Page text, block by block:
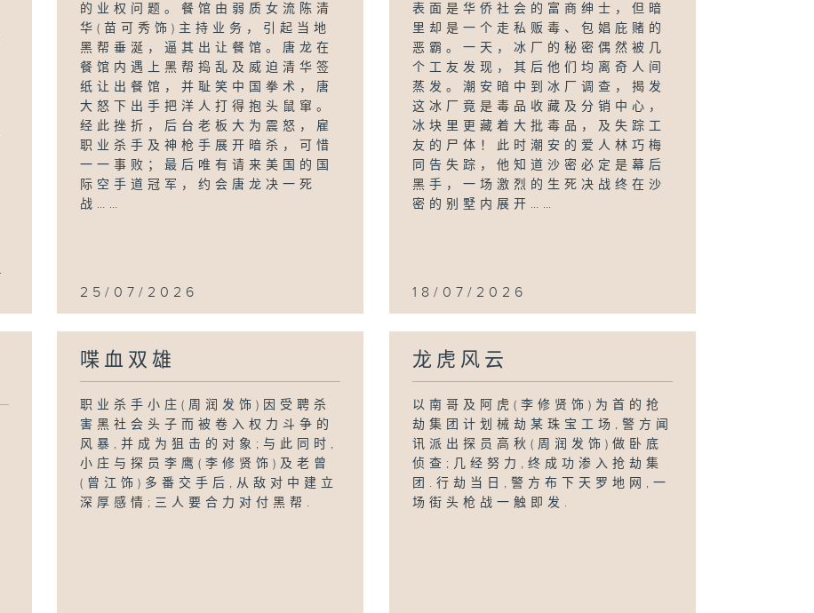
的业权问题。餐馆由弱质女流陈清
华(苗可秀饰)主持业务，引起当地
黑帮垂涎，逼其出让餐馆。唐龙在
餐馆内遇上黑帮捣乱及威迫清华签
纸让出餐馆，并耻笑中国拳术，唐
大怒下出手把洋人打得抱头鼠窜。
经此挫折，后台老板大为震怒，雇
职业杀手及神枪手展开暗杀，可惜
一一事败；最后唯有请来美国的国
际空手道冠军，约会唐龙决一死
战……
25/07/2026
表面是华侨社会的富商绅士，但暗
里却是一个走私贩毒、包娼庇赌的
恶霸。一天，冰厂的秘密偶然被几
个工友发现，其后他们均离奇人间
蒸发。潮安暗中到冰厂调查，揭发
这冰厂竟是毒品收藏及分销中心，
冰块里更藏着大批毒品，及失踪工
友的尸体！此时潮安的爱人林巧梅
同告失踪，他知道沙密必定是幕后
黑手，一场激烈的生死决战终在沙
密的别墅内展开……
18/07/2026
喋血双雄
职业杀手小庄(周润发饰)因受聘杀
害黑社会头子而被卷入权力斗争的
风暴,并成为狙击的对象;与此同时,
小庄与探员李鹰(李修贤饰)及老曾
(曾江饰)多番交手后,从敌对中建立
深厚感情;三人要合力对付黑帮.
龙虎风云
以南哥及阿虎(李修贤饰)为首的抢
劫集团计划械劫某珠宝工场,警方闻
讯派出探员高秋(周润发饰)做卧底
侦查;几经努力,终成功渗入抢劫集
团.行劫当日,警方布下天罗地网,一
场街头枪战一触即发.